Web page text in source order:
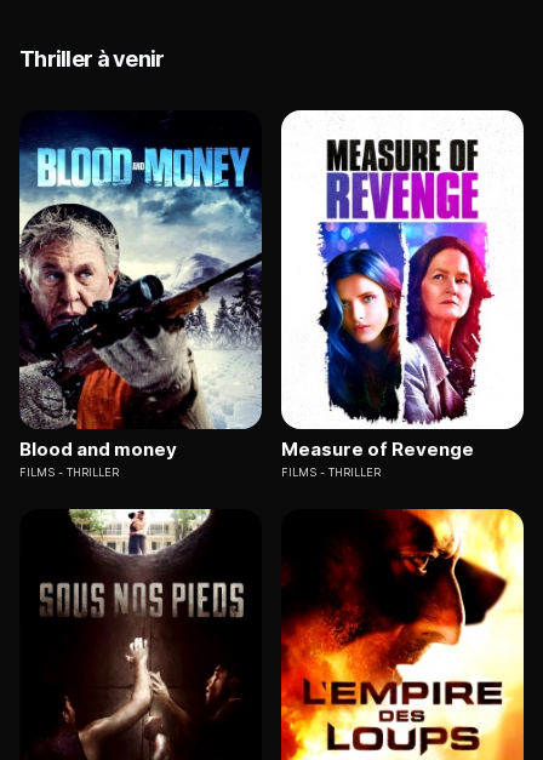
Thriller à venir
Blood and money
FILMS THRILLER
Measure of Revenge
FILMS THRILLER